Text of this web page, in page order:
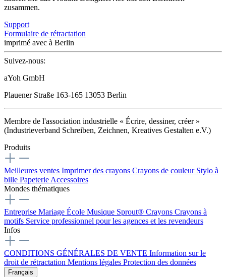
zusammen.
Support
Formulaire de rétractation
imprimé avec à Berlin
Suivez-nous:
aYoh GmbH
Plauener Straße 163-165 13053 Berlin
Membre de l'association industrielle « Écrire, dessiner, créer »
(Industrieverband Schreiben, Zeichnen, Kreatives Gestalten e.V.)
Produits
Meilleures ventes Imprimer des crayons Crayons de couleur Stylo à
bille Papeterie Accessoires
Mondes thématiques
Entreprise Mariage École Musique Sprout® Crayons Crayons à
motifs Service professionnel pour les agences et les revendeurs
Infos
CONDITIONS GÉNÉRALES DE VENTE Information sur le
droit de rétractation Mentions légales Protection des données
Français